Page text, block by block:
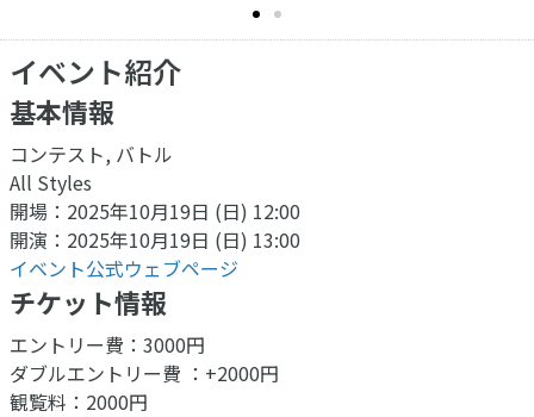
イベント紹介
基本情報
コンテスト, バトル
All Styles
開場：2025年10月19日 (日) 12:00
開演：2025年10月19日 (日) 13:00
イベント公式ウェブページ
チケット情報
エントリー費：3000円
ダブルエントリー費 ：+2000円
観覧料：2000円